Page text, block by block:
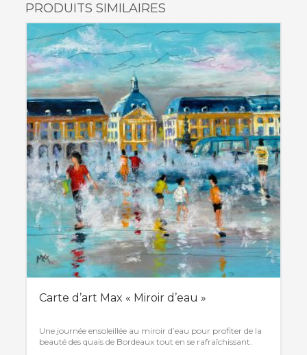
PRODUITS SIMILAIRES
Carte d’art Max « Miroir d’eau »
Une journée ensoleillée au miroir d’eau pour profiter de la
beauté des quais de Bordeaux tout en se rafraîchissant.